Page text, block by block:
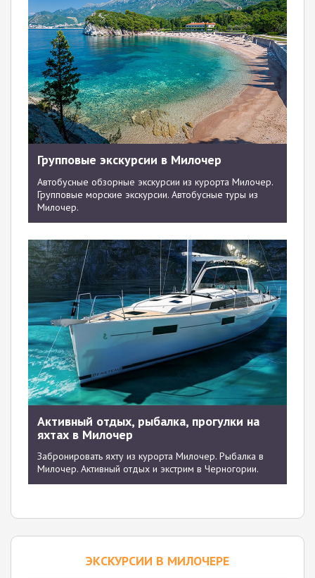
Групповые экскурсии в Милочер
Автобусные обзорные экскурсии из курорта Милочер.
Групповые морские экскурсии. Автобусные туры из
Милочер.
Активный отдых, рыбалка, прогулки на
яхтах в Милочер
Забронировать яхту из курорта Милочер. Рыбалка в
Милочер. Активный отдых и экстрим в Черногории.
ЭКСКУРСИИ В МИЛОЧЕРЕ